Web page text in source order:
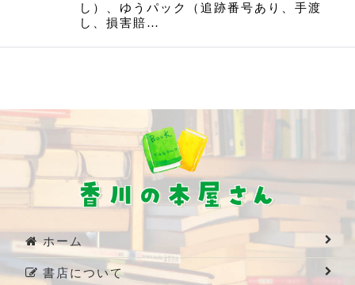
し）、ゆうパック（追跡番号あり、手渡
し、損害賠…
ホーム
書店について